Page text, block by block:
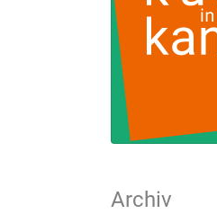
Archiv